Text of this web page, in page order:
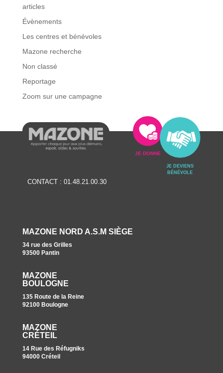
articles
Évènements
Les centres et bénévoles
Mazone recherche
Non classé
Reportage
Zoom sur une campagne
CONTACT : 01.48.21.00.30
JE DONNE
JE DEVIENS
BÉNÉVOLE
MAZONE NORD A.S.M SIÈGE
34 rue des Grilles
93500 Pantin
MAZONE
BOULOGNE
135 Route de la Reine
92100 Boulogne
MAZONE
CRÉTEIL
14 Rue des Réfugniks
94000 Créteil